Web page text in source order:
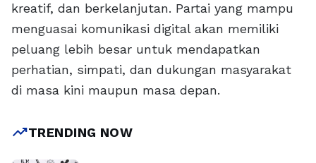
kreatif, dan berkelanjutan. Partai yang mampu
menguasai komunikasi digital akan memiliki
peluang lebih besar untuk mendapatkan
perhatian, simpati, dan dukungan masyarakat
di masa kini maupun masa depan.
trending_upTRENDING NOW